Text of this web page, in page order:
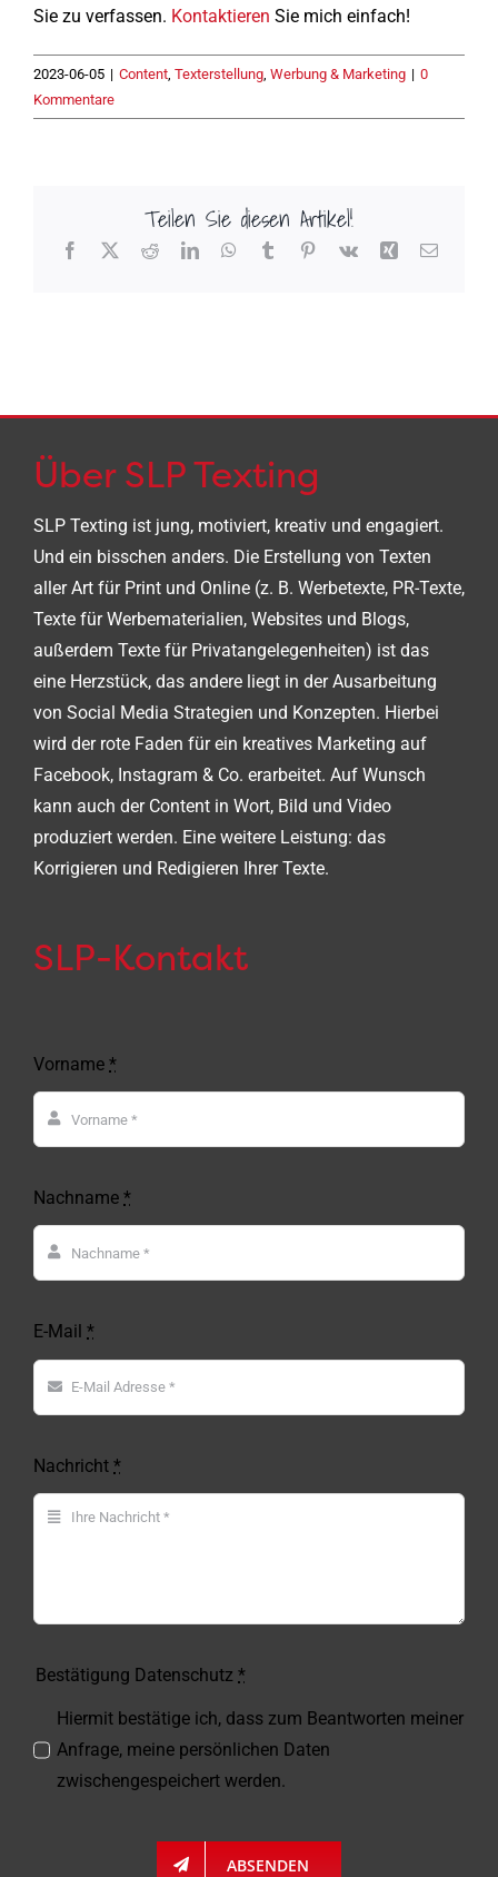
Sie zu verfassen. Kontaktieren Sie mich einfach!
2023-06-05 | Content, Texterstellung, Werbung & Marketing | 0
Kommentare
Teilen Sie diesen Artikel!
Facebook
X RedditLinkedInWhatsApp
TumblrPinterest
Vk Xing E-
Über SLP Texting
SLP Texting ist jung, motiviert, kreativ und engagiert.
Und ein bisschen anders. Die Erstellung von Texten
aller Art für Print und Online (z. B. Werbetexte, PR-Texte,
Texte für Werbematerialien, Websites und Blogs,
außerdem Texte für Privatangelegenheiten) ist das
eine Herzstück, das andere liegt in der Ausarbeitung
von Social Media Strategien und Konzepten. Hierbei
wird der rote Faden für ein kreatives Marketing auf
Facebook, Instagram & Co. erarbeitet. Auf Wunsch
kann auch der Content in Wort, Bild und Video
produziert werden. Eine weitere Leistung: das
Korrigieren und Redigieren Ihrer Texte.
SLP-Kontakt
Vorname *
Nachname *
E-Mail *
Nachricht *
Bestätigung Datenschutz *
Hiermit bestätige ich, dass zum Beantworten meiner
Anfrage, meine persönlichen Daten
zwischengespeichert werden.
ABSENDEN